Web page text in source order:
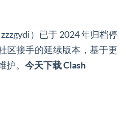
）已于 2024 年归档停
区接手的延续版本，基于更
护。 今天下载 Clash